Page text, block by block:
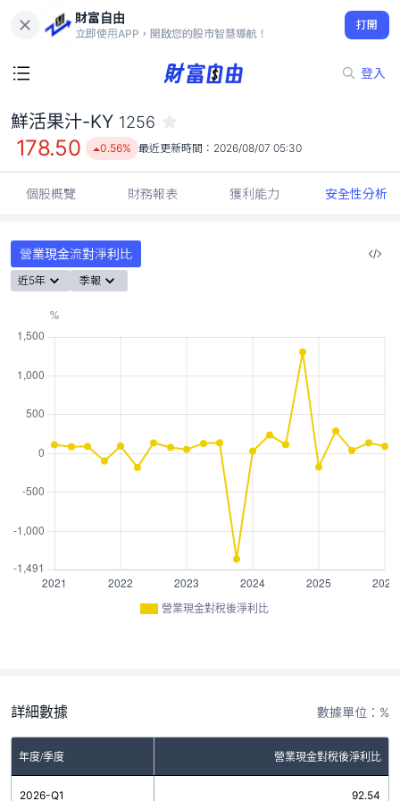
財富自由
立即使用APP，開啟您的股市智慧導航！
打開
登入
178.50
0.56%
鮮活果汁-KY 1256
178.50 0.56% 最近更新時間： 2026/08/07 05:30
個股概覽 財務報表 獲利能力 安全性分析
營業現金流對淨利比
近5年 季報
營業現金對稅後淨利比
詳細數據 數據單位：%
年度/季度 營業現金對稅後淨利比
2026-Q1 92.54